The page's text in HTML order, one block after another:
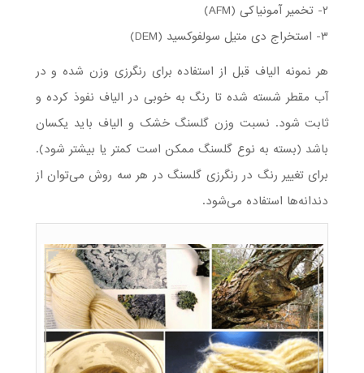
۲- تخمیر آمونیاکی (AFM)
۳- استخراج دی متیل سولفوکسید (DEM)
هر نمونه الیاف قبل از استفاده برای رنگرزی وزن شده و در
آب مقطر شسته شده تا رنگ به خوبی در الیاف نفوذ کرده و
ثابت شود. نسبت وزن گلسنگ خشک و الیاف باید یکسان
باشد (بسته به نوع گلسنگ ممکن است کمتر یا بیشتر شود).
برای تغییر رنگ در رنگرزی گلسنگ در هر سه روش می‌توان از
دندانه‌ها استفاده می‌شود.